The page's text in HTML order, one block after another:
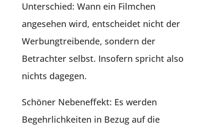
Unterschied: Wann ein Filmchen
angesehen wird, entscheidet nicht der
Werbungtreibende, sondern der
Betrachter selbst. Insofern spricht also
nichts dagegen.
Schöner Nebeneffekt: Es werden
Begehrlichkeiten in Bezug auf die